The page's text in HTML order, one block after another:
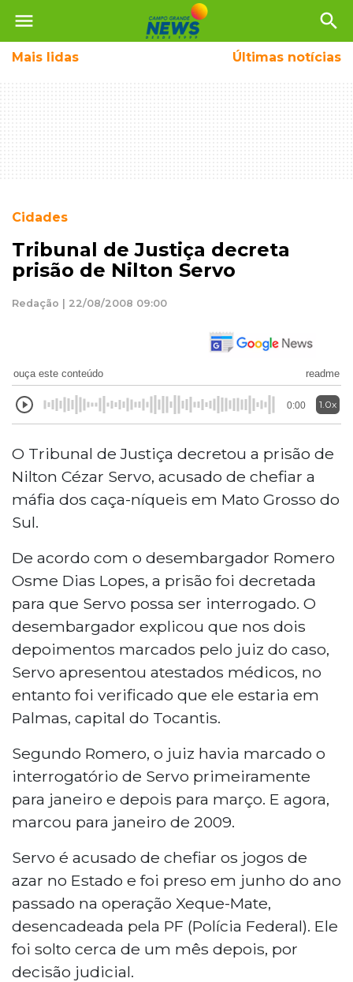
menu search
Mais lidas Últimas notícias
Cidades
Tribunal de Justiça decreta
prisão de Nilton Servo
Redação | 22/08/2008 09:00
ouça este conteúdo readme
0:00 1.0x
O Tribunal de Justiça decretou a prisão de
Nilton Cézar Servo, acusado de chefiar a
máfia dos caça-níqueis em Mato Grosso do
Sul.
De acordo com o desembargador Romero
Osme Dias Lopes, a prisão foi decretada
para que Servo possa ser interrogado. O
desembargador explicou que nos dois
depoimentos marcados pelo juiz do caso,
Servo apresentou atestados médicos, no
entanto foi verificado que ele estaria em
Palmas, capital do Tocantis.
Segundo Romero, o juiz havia marcado o
interrogatório de Servo primeiramente
para janeiro e depois para março. E agora,
marcou para janeiro de 2009.
Servo é acusado de chefiar os jogos de
azar no Estado e foi preso em junho do ano
passado na operação Xeque-Mate,
desencadeada pela PF (Polícia Federal). Ele
foi solto cerca de um mês depois, por
decisão judicial.